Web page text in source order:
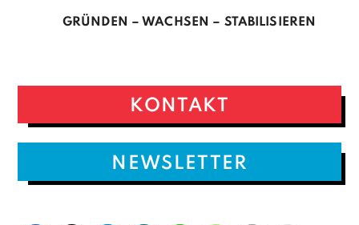
GRÜNDEN – WACHSEN – STABILISIEREN
KONTAKT
NEWSLETTER